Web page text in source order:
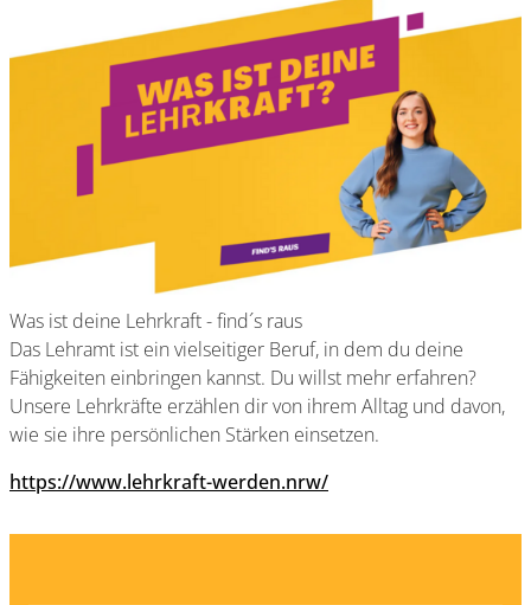
Was ist deine Lehrkraft - find´s raus
Das Lehramt ist ein vielseitiger Beruf, in dem du deine
Fähigkeiten einbringen kannst. Du willst mehr erfahren?
Unsere Lehrkräfte erzählen dir von ihrem Alltag und davon,
wie sie ihre persönlichen Stärken einsetzen.
https://www.lehrkraft-werden.nrw/